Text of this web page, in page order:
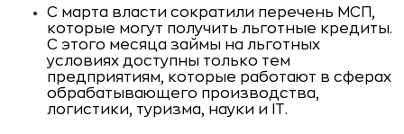
С марта власти сократили перечень МСП,
которые могут получить льготные кредиты.
С этого месяца займы на льготных
условиях доступны только тем
предприятиям, которые работают в сферах
обрабатывающего производства,
логистики, туризма, науки и IT.